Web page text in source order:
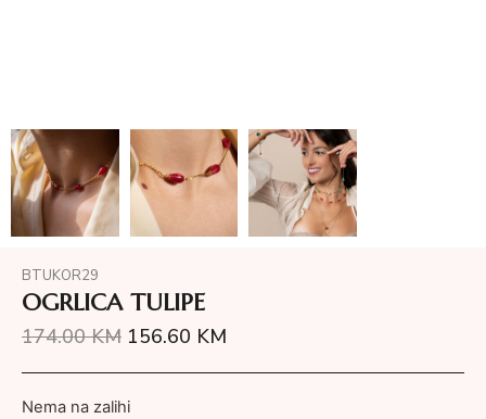
BTUKOR29
OGRLICA TULIPE
174.00KM 156.60 KM
Nema na zalihi